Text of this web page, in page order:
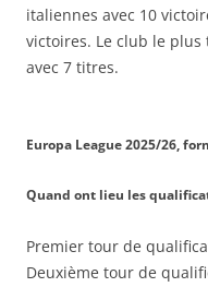
italiennes avec 10
victoires. Le club le
avec 7 titres.
Europa League 2025/26,
Quand ont lieu les
Premier tour de
Deuxième tour de